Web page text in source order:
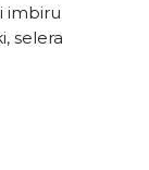
imbiru
selera